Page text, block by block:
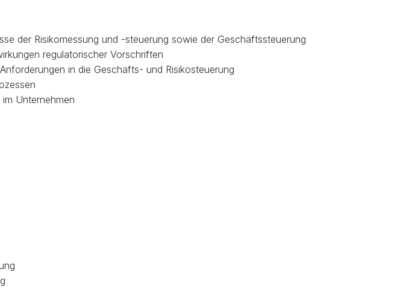
der Risikomessung und -steuerung sowie der Geschäftssteuerung
regulatorischer Vorschriften
in die Geschäfts- und Risikosteuerung
Unternehmen